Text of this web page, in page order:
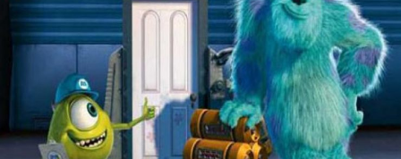
Jennifer Tilly
Frank Oz
Bonnie Hunt
Kleur, 92 minuten
Distributie